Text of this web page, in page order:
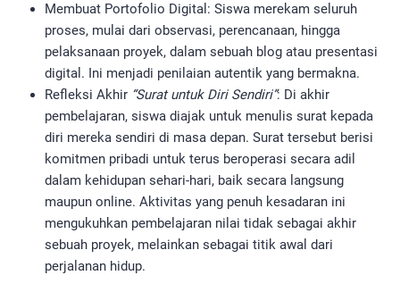
Membuat Portofolio Digital: Siswa merekam seluruh
proses, mulai dari observasi, perencanaan, hingga
pelaksanaan proyek, dalam sebuah blog atau presentasi
digital. Ini menjadi penilaian autentik yang bermakna.
Refleksi Akhir “Surat untuk Diri Sendiri”: Di akhir
pembelajaran, siswa diajak untuk menulis surat kepada
diri mereka sendiri di masa depan. Surat tersebut berisi
komitmen pribadi untuk terus beroperasi secara adil
dalam kehidupan sehari-hari, baik secara langsung
maupun online. Aktivitas yang penuh kesadaran ini
mengukuhkan pembelajaran nilai tidak sebagai akhir
sebuah proyek, melainkan sebagai titik awal dari
perjalanan hidup.